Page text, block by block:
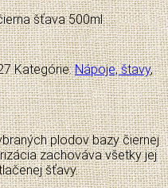
šťava 500ml
Kategórie:Nápoje, štavy,
plodov bazy čiernej
zachováva všetky jej
šťavy.